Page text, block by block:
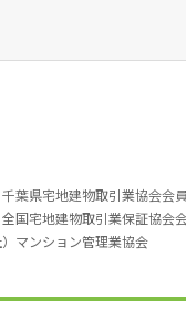
葉県宅地建物取引業協会会
国宅地建物取引業保証協会
マンション管理業協会